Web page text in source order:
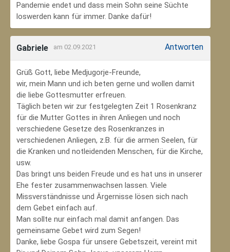
Pandemie endet und dass mein Sohn seine Süchte
loswerden kann für immer. Danke dafür!
Gabriele am 02.09.2021 Antworten
Grüß Gott, liebe Medjugorje-Freunde,
wir, mein Mann und ich beten gerne und wollen damit
die liebe Gottesmutter erfreuen.
Täglich beten wir zur festgelegten Zeit 1 Rosenkranz
für die Mutter Gottes in ihren Anliegen und noch
verschiedene Gesetze des Rosenkranzes in
verschiedenen Anliegen, z.B. für die armen Seelen, für
die Kranken und notleidenden Menschen, für die Kirche,
usw.
Das bringt uns beiden Freude und es hat uns in unserer
Ehe fester zusammenwachsen lassen. Viele
Missverständnisse und Ärgernisse lösen sich nach
dem Gebet einfach auf.
Man sollte nur einfach mal damit anfangen. Das
gemeinsame Gebet wird zum Segen!
Danke, liebe Gospa für unsere Gebetszeit, vereint mit